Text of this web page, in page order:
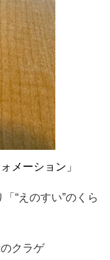
メーション」
「“えのすい”のくら
クラゲ